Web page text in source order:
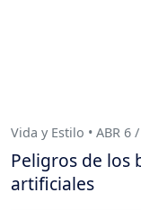
Vida y Estilo • ABR 6
Peligros de los
artificiales